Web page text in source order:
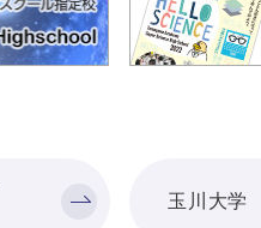
玉川大学